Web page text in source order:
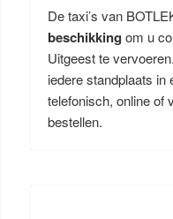
De taxi’s van
beschikking om u
Uitgeest te
iedere standplaats in
telefonisch, online of
bestellen.